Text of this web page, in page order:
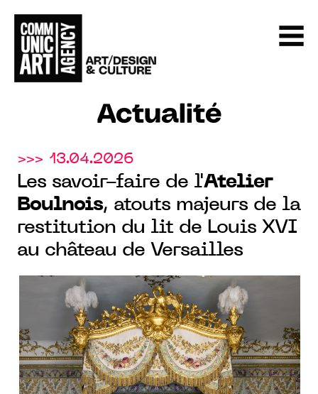
Actualité
>>> 13.04.2026
Les savoir-faire de l'Atelier
Boulnois, atouts majeurs de la
restitution du lit de Louis XVI
au château de Versailles